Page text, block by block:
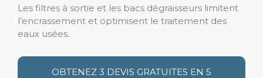
Les filtres à sortie et les bacs dégraisseurs limitent
l’encrassement et optimisent le traitement des
eaux usées.
OBTENEZ 3 DEVIS GRATUITES EN 5